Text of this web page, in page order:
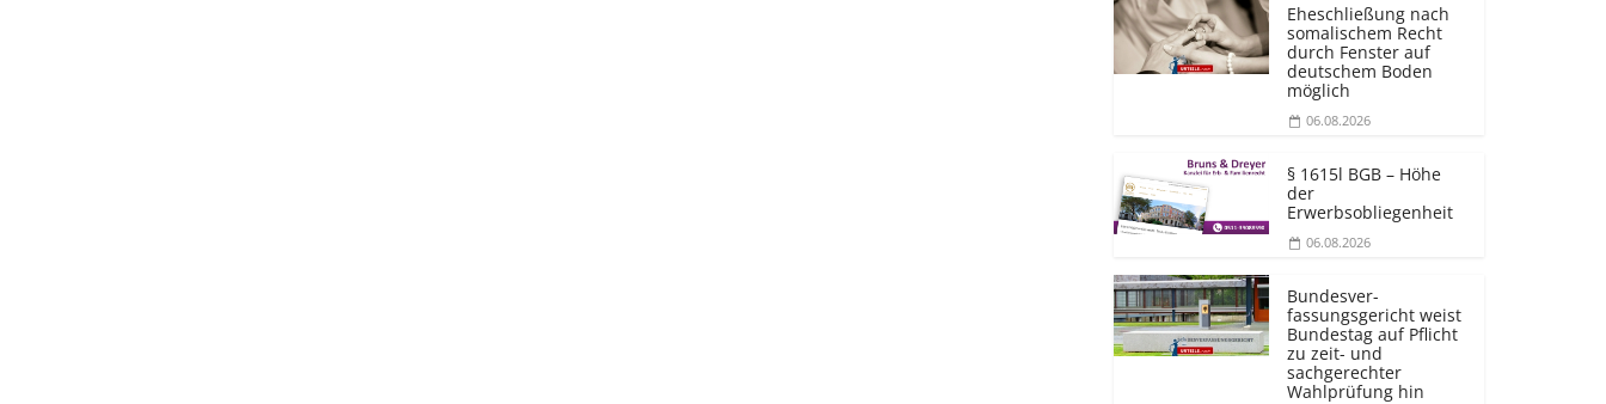
Eheschließung nach
somalischem Recht
durch Fenster auf
deutschem Boden
möglich
06.08.2026
§ 1615l BGB – Höhe
der
Erwerbsobliegenheit
06.08.2026
Bundesver­
fassungsgericht weist
Bundestag auf Pflicht
zu zeit- und
sachgerechter
Wahlprüfung hin